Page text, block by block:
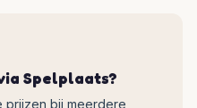
Spelplaats?
prijzen bij meerdere